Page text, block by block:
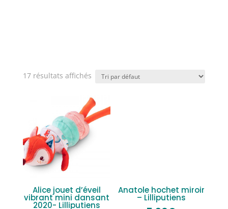
17 résultats affichés
Alice jouet d’éveil
vibrant mini dansant
2020- Lilliputiens
Anatole hochet miroir
– Lilliputiens